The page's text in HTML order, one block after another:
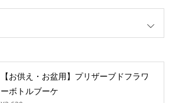
【お供え・お盆用】プリザーブドフラワ
ーボトルブーケ